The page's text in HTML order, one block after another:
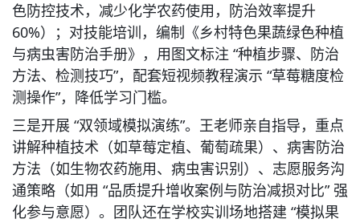
色防控技术，减少化学农药使用，防治效率提升
60%）；对技能培训，编制《乡村特色果蔬绿色种植
与病虫害防治手册》，用图文标注 “种植步骤、防治
方法、检测技巧”，配套短视频教程演示 “草莓糖度检
测操作”，降低学习门槛。
三是开展 “双领域模拟演练”。王老师亲自指导，重点
讲解种植技术（如草莓定植、葡萄疏果）、病害防治
方法（如生物农药施用、病虫害识别）、志愿服务沟
通策略（如用 “品质提升增收案例与防治减损对比” 强
化参与意愿）。团队还在学校实训场地搭建 “模拟果